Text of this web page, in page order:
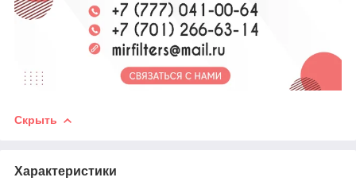
Скрыть
Характеристики